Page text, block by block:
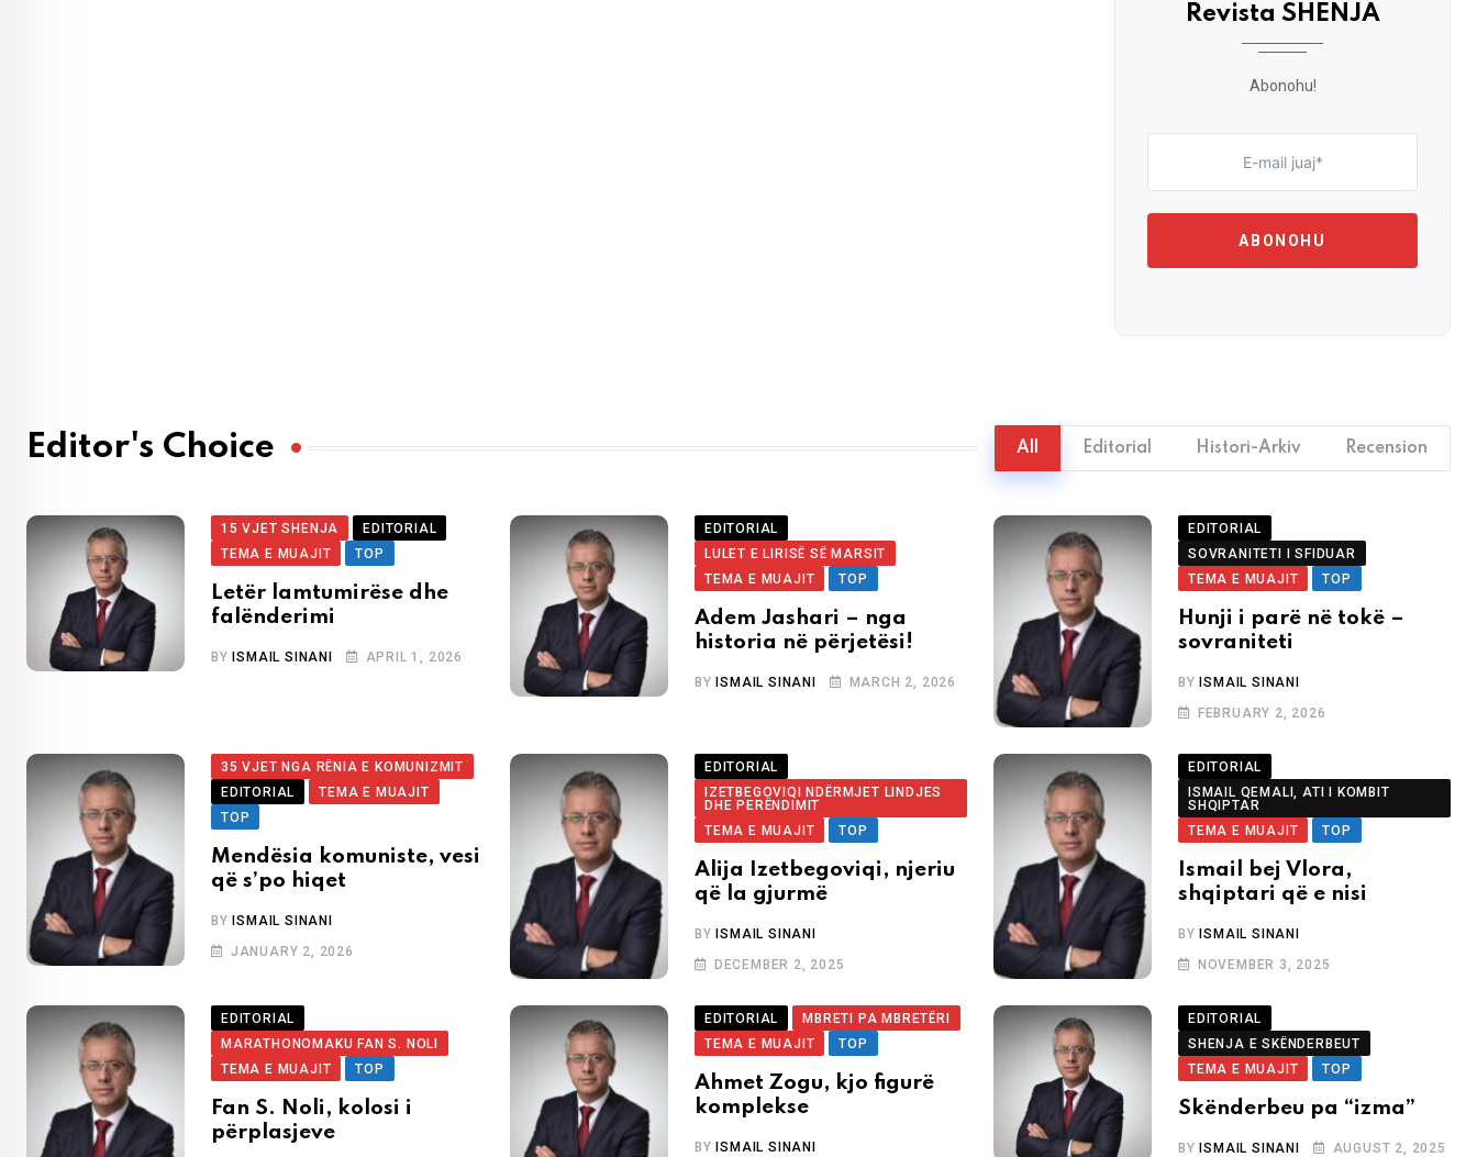
Revista SHENJA
Abonohu!
ABONOHU
Editor's Choice All Editorial Histori-Arkiv Recension
15 VJET SHENJA
EDITORIAL
TEMA E MUAJIT
TOP
Letër lamtumirëse dhe
falënderimi
BYISMAIL SINANI APRIL 1, 2026
EDITORIAL
LULET E LIRISË SË MARSIT
TEMA E MUAJIT
TOP
Adem Jashari – nga
historia në përjetësi!
BYISMAIL SINANI MARCH 2, 2026
EDITORIAL
SOVRANITETI I SFIDUAR
TEMA E MUAJIT
TOP
Hunji i parë në tokë –
sovraniteti
BYISMAIL SINANI
FEBRUARY 2, 2026
35 VJET NGA RËNIA E KOMUNIZMIT
EDITORIAL
TEMA E MUAJIT
TOP
Mendësia komuniste, vesi
që s’po hiqet
BYISMAIL SINANI
JANUARY 2, 2026
EDITORIAL
IZETBEGOVIQI NDËRMJET LINDJES
DHE PERËNDIMIT
TEMA E MUAJIT
TOP
Alija Izetbegoviqi, njeriu
që la gjurmë
BYISMAIL SINANI
DECEMBER 2, 2025
EDITORIAL
ISMAIL QEMALI, ATI I KOMBIT
SHQIPTAR
TEMA E MUAJIT
TOP
Ismail bej Vlora,
shqiptari që e nisi
BYISMAIL SINANI
NOVEMBER 3, 2025
EDITORIAL
MARATHONOMAKU FAN S. NOLI
TEMA E MUAJIT
TOP
Fan S. Noli, kolosi i
përplasjeve
EDITORIAL
MBRETI PA MBRETËRI
TEMA E MUAJIT
TOP
Ahmet Zogu, kjo figurë
komplekse
BYISMAIL SINANI
EDITORIAL
SHENJA E SKËNDERBEUT
TEMA E MUAJIT
TOP
Skënderbeu pa “izma”
BYISMAIL SINANI AUGUST 2, 2025